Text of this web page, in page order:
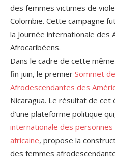
des femmes victimes de
Colombie. Cette campagne
la Journée internationale
Afrocaribéens.
Dans le cadre de cette
fin juin, le premier Sommet
Afrodescendantes des
Nicaragua. Le résultat de
d’une plateforme politique
internationale des personnes
africaine, propose la
des femmes